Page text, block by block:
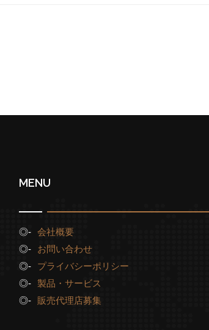
MENU
会社概要
お問い合わせ
プライバシーポリシー
製品・サービス
販売代理店募集